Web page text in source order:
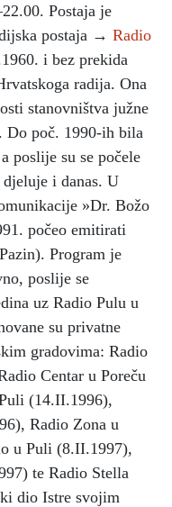
Postaja je
postaja → Radio
i bez prekida
radija. Ona
stanovništva južne
Do poč. 1990-ih bila
poslije su se počele
i danas. U
»Dr. Božo
počeo emitirati
Program je
poslije se
uz Radio Pulu u
su privatne
gradovima: Radio
Centar u Poreču
(14.II.1996),
Radio Zona u
u Puli (8.II.1997),
te Radio Stella
dio Istre svojim